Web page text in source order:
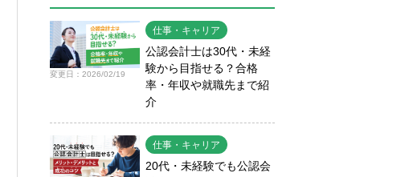
変更日：2026/02/19
仕事・キャリア
公認会計士は30代・未経
験から目指せる？合格
率・年収や就職先まで紹
介
仕事・キャリア
20代・未経験でも公認会